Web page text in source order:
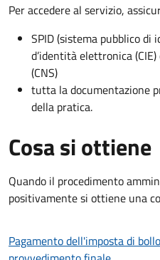
Per accedere al servizio,
SPID (sistema pubblico
d’identità elettronica
(CNS)
tutta la documentazione
della pratica.
Cosa si ottiene
Quando il procedimento
positivamente si ottiene una
Pagamento dell'imposta di